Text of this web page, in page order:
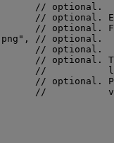
// optional.
// optional.
// optional.
" ,
// optional.
// optional.
// optional.
//
// optional.
//